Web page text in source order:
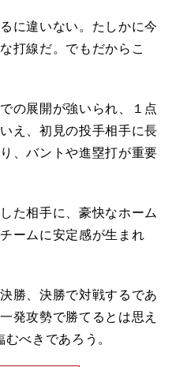
に違いない。たしかに今
打線だ。でもだからこ
の展開が強いられ、１点
え、初見の投手相手に長
、バントや進塁打が重要
た相手に、豪快なホーム
ームに安定感が生まれ
勝、決勝で対戦するであ
発攻勢で勝てるとは思え
べきであろう。